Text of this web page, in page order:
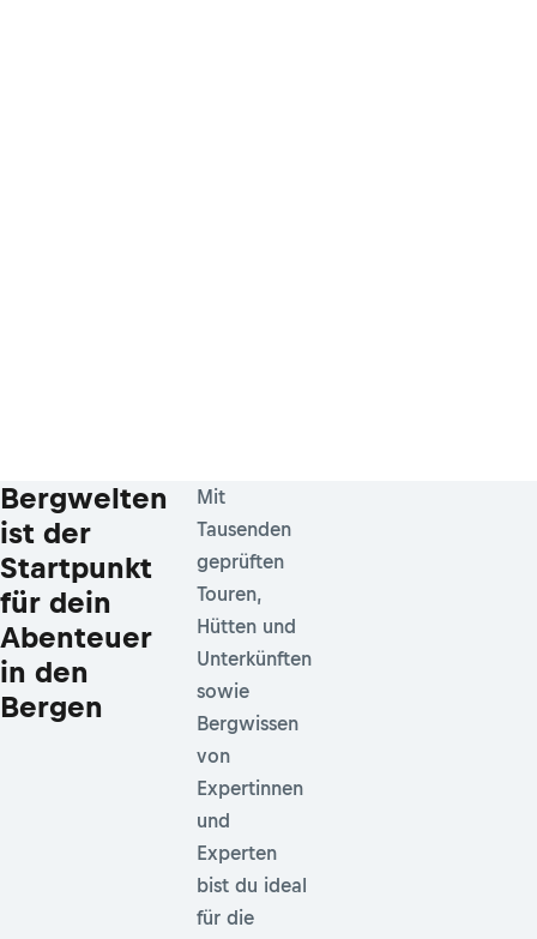
Bergwelten
ist der
Startpunkt
für dein
Abenteuer
in den
Bergen
Mit
Tausenden
geprüften
Touren,
Hütten und
Unterkünften
sowie
Bergwissen
von
Expertinnen
und
Experten
bist du ideal
für die